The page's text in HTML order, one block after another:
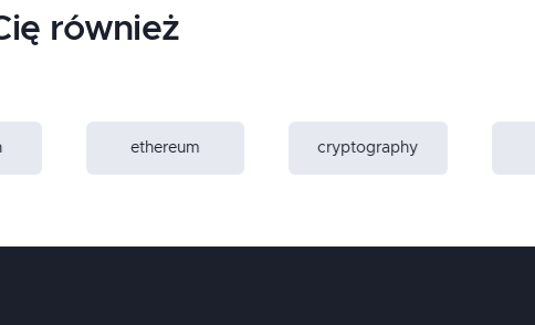
również
ethereum cryptography